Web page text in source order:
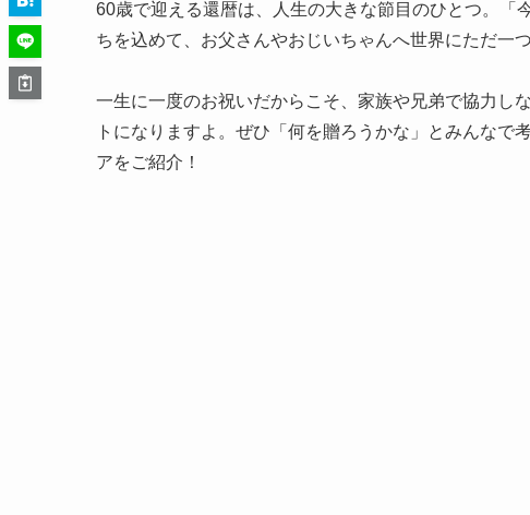
60歳で迎える還暦は、人生の大きな節目のひとつ。「
ちを込めて、お父さんやおじいちゃんへ世界にただ一
一生に一度のお祝いだからこそ、家族や兄弟で協力し
トになりますよ。ぜひ「何を贈ろうかな」とみんな
アをご紹介！